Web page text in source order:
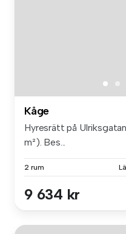
Kåge
Hyresrätt på
m²). Bes...
2 rum
9 634 kr